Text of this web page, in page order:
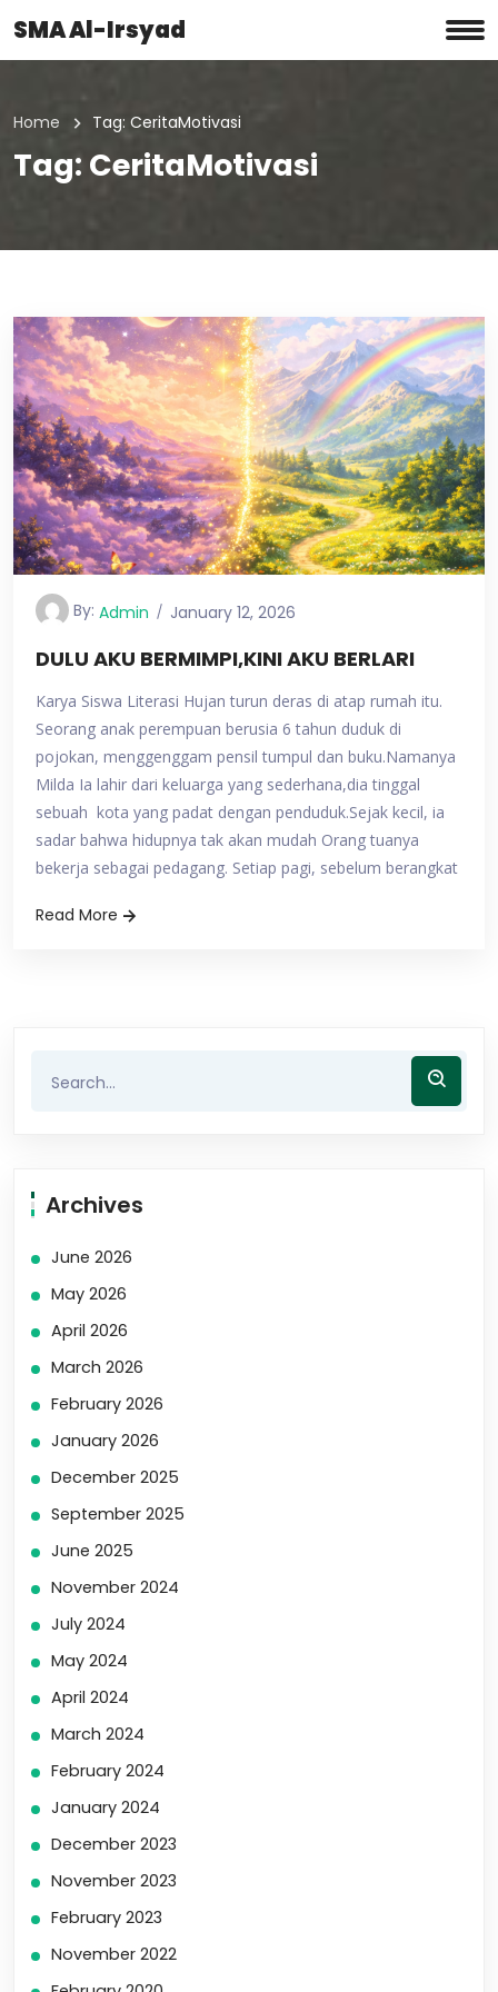
SMA Al-Irsyad
Home Tag: CeritaMotivasi
Tag: CeritaMotivasi
By: Admin January 12, 2026
DULU AKU BERMIMPI,KINI AKU BERLARI
Karya Siswa Literasi Hujan turun deras di atap rumah itu.
Seorang anak perempuan berusia 6 tahun duduk di
pojokan, menggenggam pensil tumpul dan buku.Namanya
Milda Ia lahir dari keluarga yang sederhana,dia tinggal
sebuah kota yang padat dengan penduduk.Sejak kecil, ia
sadar bahwa hidupnya tak akan mudah Orang tuanya
bekerja sebagai pedagang. Setiap pagi, sebelum berangkat
Read More
Archives
June 2026
May 2026
April 2026
March 2026
February 2026
January 2026
December 2025
September 2025
June 2025
November 2024
July 2024
May 2024
April 2024
March 2024
February 2024
January 2024
December 2023
November 2023
February 2023
November 2022